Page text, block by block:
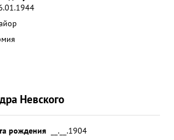
Невского
рождения
__.__.1904